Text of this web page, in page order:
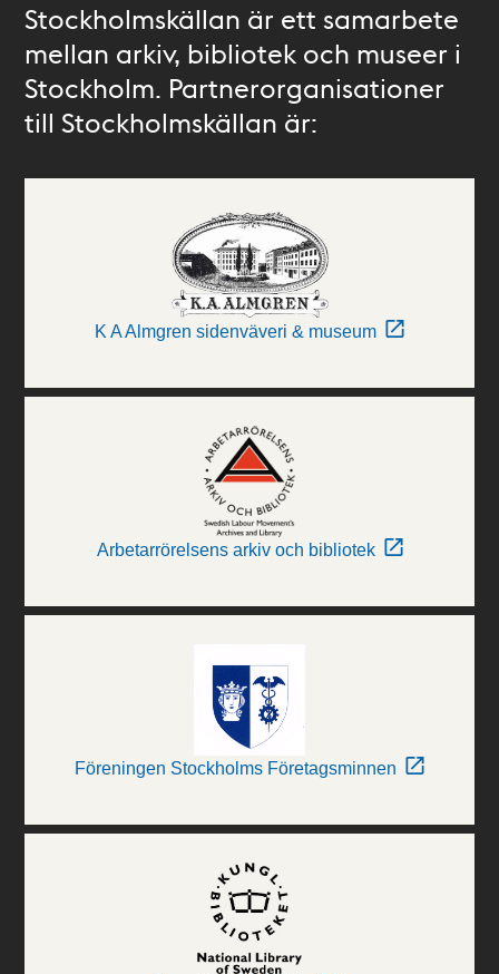
Stockholmskällan är ett samarbete
mellan arkiv, bibliotek och museer i
Stockholm. Partnerorganisationer
till Stockholmskällan är:
K A Almgren sidenväveri & museum
Arbetarrörelsens arkiv och bibliotek
Föreningen Stockholms Företagsminnen